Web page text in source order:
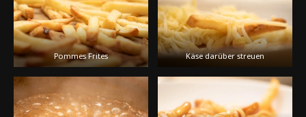
Pommes Frites Käse darüber streuen